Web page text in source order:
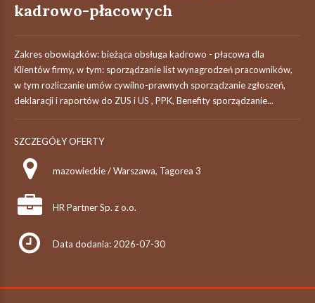
kadrowo-płacowych
Zakres obowiązków: bieżąca obsługa kadrowo - płacowa dla
Klientów firmy, w tym: sporządzanie list wynagrodzeń pracowników,
w tym rozliczanie umów cywilno-prawnych sporządzanie zgłoszeń,
deklaracji i raportów do ZUS i US , PPK, Benefity sporządzanie...
SZCZEGÓŁY OFERTY
mazowieckie / Warszawa, Tagorea 3
HR Partner Sp. z o.o.
Data dodania: 2026-07-30